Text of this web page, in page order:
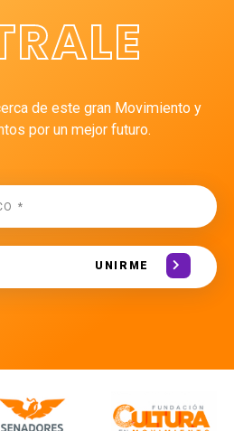
de este gran Movimiento y
por un mejor futuro.
UNIRME